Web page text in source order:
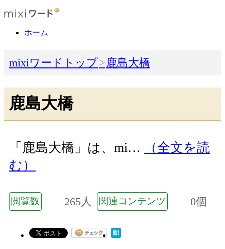
ホーム
mixiワードトップ 鹿島大橋
鹿島大橋
「鹿島大橋」は、mi…
（全文を読
む）
閲覧数 265人 関連コンテンツ 0個